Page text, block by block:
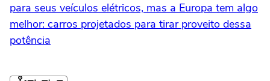
para seus veículos elétricos, mas a Europa tem algo
melhor: carros projetados para tirar proveito dessa
potência